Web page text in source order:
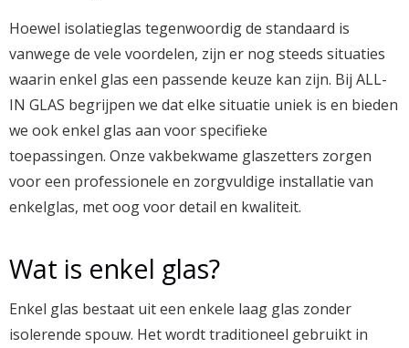
Hoewel isolatieglas tegenwoordig de standaard is
vanwege de vele voordelen, zijn er nog steeds situaties
waarin enkel glas een passende keuze kan zijn. Bij ALL-
IN GLAS begrijpen we dat elke situatie uniek is en bieden
we ook enkel glas aan voor specifieke
toepassingen. Onze vakbekwame glaszetters zorgen
voor een professionele en zorgvuldige installatie van
enkelglas, met oog voor detail en kwaliteit.
Wat is enkel glas?
Enkel glas bestaat uit een enkele laag glas zonder
isolerende spouw. Het wordt traditioneel gebruikt in